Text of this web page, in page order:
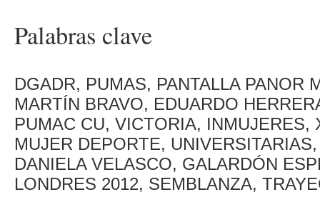
Palabras clave
DGADR, PUMAS, PANTALLA PANOR
MARTÍN BRAVO, EDUARDO
PUMAC CU, VICTORIA,
MUJER DEPORTE,
DANIELA VELASCO, GALARDÓN
LONDRES 2012, SEMBLANZA,